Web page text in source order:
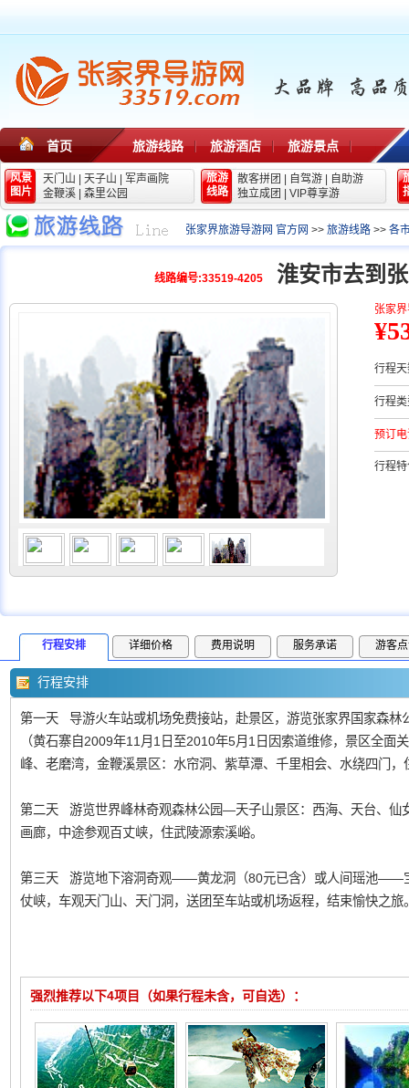
首页 旅游线路 旅游酒店 旅游景点
风景
图片
天门山 天子山
军声画院
金鞭溪
森里公园
旅游
线路
散客拼团 自驾游
自助游
独立成团
VIP尊享游
张家界旅游导游网 官方网 >> 旅游线路 >> 各
线路编号:33519-4205 淮安市去到
张家
行程
行程
预订
行程
行程安排 详细价格 费用说明 服务承诺 游客
行程安排
第一天 导游火车站或机场免费接站，赴景区，游览张家界国家森林
（黄石寨自2009年11月1日至2010年5月1日因索道维修，景区全面
峰、老磨湾，金鞭溪景区：水帘洞、紫草潭、千里相会、水绕四门，
第二天 游览世界峰林奇观森林公园—天子山景区：西海、天台、仙
画廊，中途参观百丈峡，住武陵源索溪峪。
第三天 游览地下溶洞奇观——黄龙洞（80元已含）或人间瑶池——
仗峡，车观天门山、天门洞，送团至车站或机场返程，结束愉快之旅
强烈推荐以下4项目（如果行程未含，可自选）：